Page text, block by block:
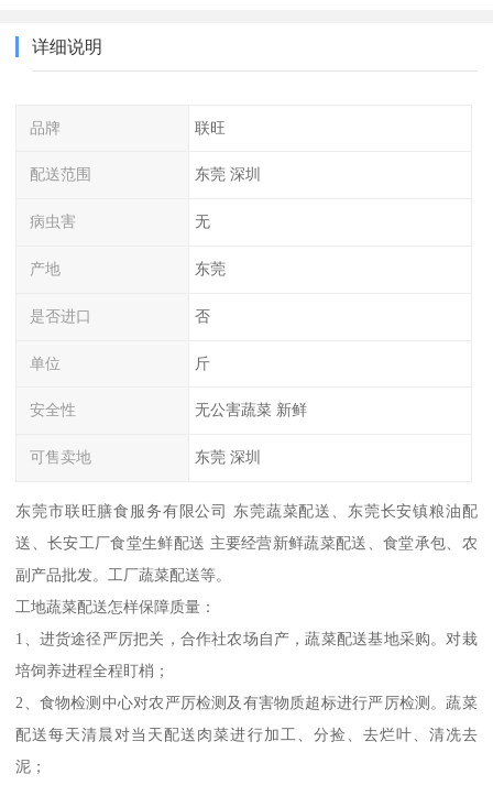
详细说明
品牌 联旺
配送范围 东莞 深圳
病虫害 无
产地 东莞
是否进口 否
单位 斤
安全性 无公害蔬菜 新鲜
可售卖地 东莞 深圳
东莞市联旺膳食服务有限公司 东莞蔬菜配送、东莞长安镇粮油配
送、长安工厂食堂生鲜配送 主要经营新鲜蔬菜配送、食堂承包、农
副产品批发。工厂蔬菜配送等。
工地蔬菜配送怎样保障质量：
1、进货途径严厉把关，合作社农场自产，蔬菜配送基地采购。对栽
培饲养进程全程盯梢；
2、食物检测中心对农严厉检测及有害物质超标进行严厉检测。蔬菜
配送每天清晨对当天配送肉菜进行加工、分捡、去烂叶、清冼去
泥；